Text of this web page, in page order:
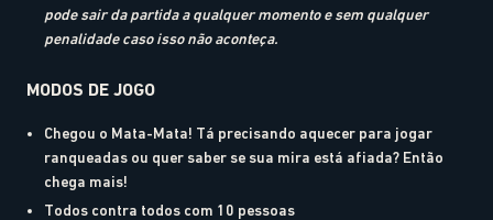
pode sair da partida a qualquer momento e sem qualquer
penalidade caso isso não aconteça.
MODOS DE JOGO
Chegou o Mata-Mata! Tá precisando aquecer para jogar
ranqueadas ou quer saber se sua mira está afiada? Então
chega mais!
Todos contra todos com 10 pessoas